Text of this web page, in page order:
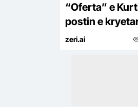
“Oferta” e
postin e
mbështetje
zeri.ai